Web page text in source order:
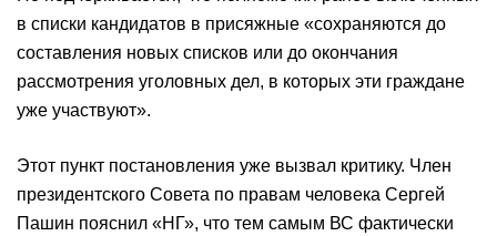
в списки кандидатов в присяжные «сохраняются до
составления новых списков или до окончания
рассмотрения уголовных дел, в которых эти граждане
уже участвуют».
Этот пункт постановления уже вызвал критику. Член
президентского Совета по правам человека Сергей
Пашин пояснил «НГ», что тем самым ВС фактически